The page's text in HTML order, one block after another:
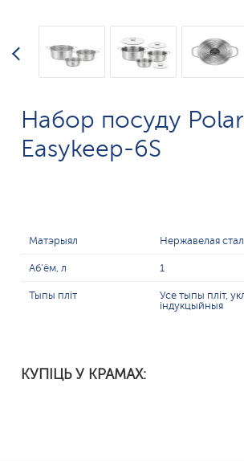
Набор посуду
Easykeep-6S
Матэрыял Нержавелая
Аб'ём, л 1
Тыпы пліт
Усе тыпы пліт,
індукцыйныя
КУПІЦЬ У КРАМАХ: